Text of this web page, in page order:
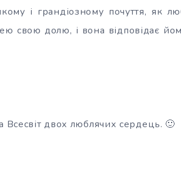
і грандіозному почуття, як
свою долю, і вона відповідає
Всесвіт двох люблячих сердець. 🙂